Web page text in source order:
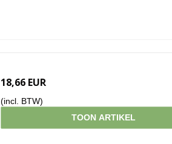
18,66 EUR
(incl. BTW)
TOON ARTIKEL